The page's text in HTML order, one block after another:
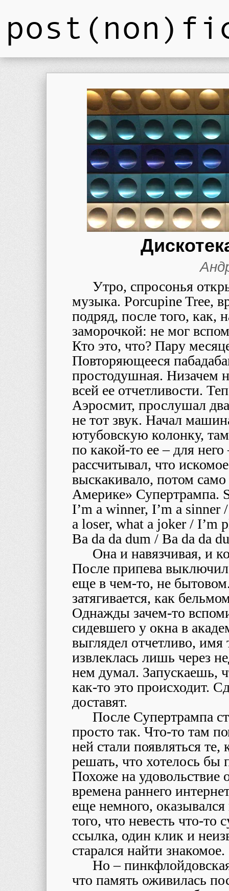
Утро, спросонья
музыка. Porcupine Tree,
подряд, после того, как,
заморочкой: не мог
Кто это, что? Пару
Повторяющееся
простодушная. Низачем
всей ее отчетливости.
Аэросмит, прослушал
не тот звук. Начал
ютубовскую колонку,
по какой-то ее – для
рассчитывал, что
выскакивало, потом
Америке» Супертрампа.
I’m a winner, I’m a
a loser, what a joker / I’m
Ba da da dum / Ba da da
Она и навязчивая, и
После припева
еще в чем-то, не
затягивается, как
Однажды зачем-то
сидевшего у окна в
выглядел отчетливо,
извлеклась лишь через
нем думал. Запускаешь,
как-то это происходит.
доставят.
После Супертрампа
просто так. Что-то там
ней стали появляться
решать, что хотелось бы
Похоже на удовольствие
времена раннего
еще немного,
того, что невесть что-то
ссылка, один клик и
старался найти знакомое.
Но –
что память оживилась